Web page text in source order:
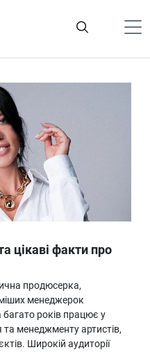
цікаві факти про
продюсерка,
менеджерок
багато років працює у
менеджменту артистів,
Широкій аудиторії